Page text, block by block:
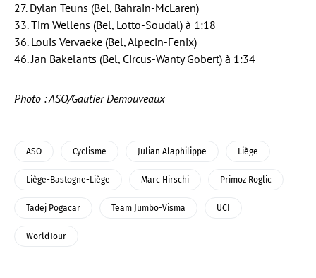
27. Dylan Teuns (Bel, Bahrain-McLaren)
33. Tim Wellens (Bel, Lotto-Soudal) à 1:18
36. Louis Vervaeke (Bel, Alpecin-Fenix)
46. Jan Bakelants (Bel, Circus-Wanty Gobert) à 1:34
Photo : ASO/Gautier Demouveaux
ASO Cyclisme Julian Alaphilippe Liège
Liège-Bastogne-Liège Marc Hirschi Primoz Roglic
Tadej Pogacar Team Jumbo-Visma UCI
WorldTour